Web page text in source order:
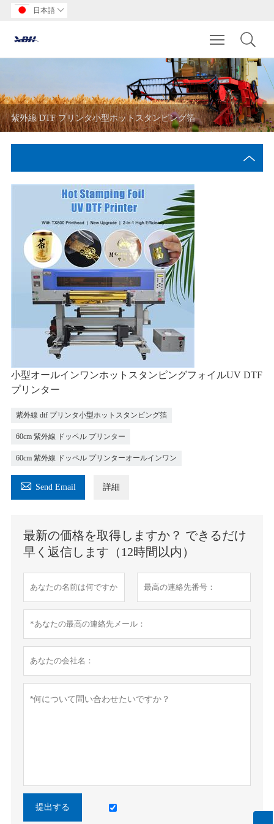
日本語 
Toggle
紫外線 DTF プリンタ小型ホットスタンピング箔
小型オールインワンホットスタンピングフォイルUV DTF
プリンター
紫外線 dtf プリンタ小型ホットスタンピング箔
60cm 紫外線 ドッペル プリンター
60cm 紫外線 ドッペル プリンターオールインワン
 Send Email 詳細
最新の価格を取得しますか？ できるだけ
早く返信します（12時間以内）
提出する